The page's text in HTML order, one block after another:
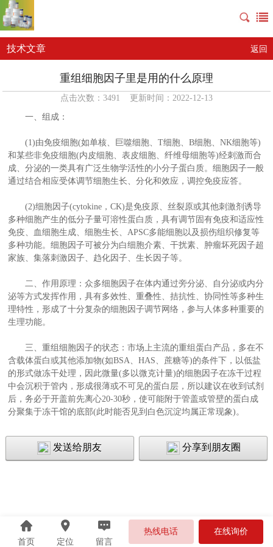
技术文章 返回
重组细胞因子里是用的什么原理
点击次数：3491 更新时间：2022-12-13
一、组成：
(1)由免疫细胞(如单核、巨噬细胞、T细胞、B细胞、NK细胞等)
和某些非免疫细胞(内皮细胞、表皮细胞、纤维母细胞等)经刺激而合
成、分泌的一类具有广泛生物学活性的小分子蛋白质。细胞因子一般
通过结合相应受体调节细胞生长、分化和效应，调控免疫应答。
(2)细胞因子(cytokine，CK)是免疫原、丝裂原或其他刺激剂诱导
多种细胞产生的低分子量可溶性蛋白质，具有调节固有免疫和适应性
免疫、血细胞生成、细胞生长、APSC多能细胞以及损伤组织修复等
多种功能。细胞因子可被分为白细胞介素、干扰素、肿瘤坏死因子超
家族、集落刺激因子、趋化因子、生长因子等。
二、作用原理：众多细胞因子在体内通过旁分泌、自分泌或内分
泌等方式发挥作用，具有多效性、重叠性、拮抗性、协同性等多种生
理特性，形成了十分复杂的细胞因子调节网络，参与人体多种重要的
生理功能。
三、重组细胞因子的状态：市场上主流的重组蛋白产品，多在不
含载体蛋白或其他添加物(如BSA、HAS、蔗糖等)的条件下，以低盐
的形式做冻干处理，因此微量(多以微克计量)的细胞因子在冻干过程
中会沉积于管内，形成很薄或不可见的蛋白层，所以建议在收到试剂
后，务必于开盖前先离心20-30秒，使可能附于管盖或管壁的蛋白成
分聚集于冻干馆的底部(此时能否见到白色沉淀均属正常现象)。
发送给朋友 分享到朋友圈
首页 定位 留言
热线电话 在线询价